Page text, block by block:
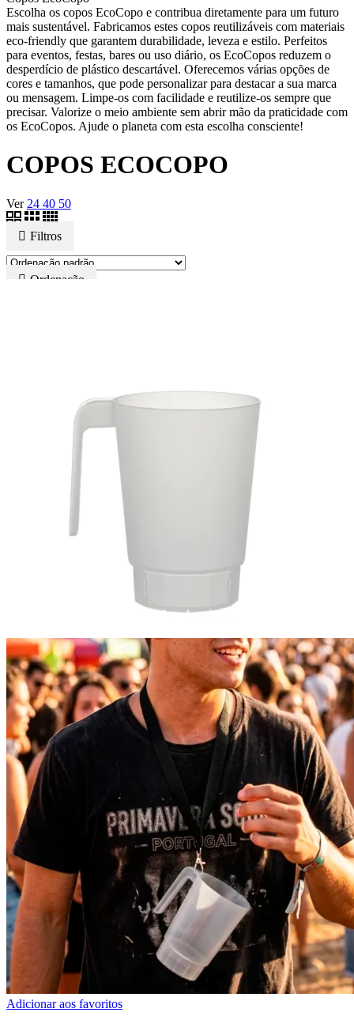
Escolha os copos EcoCopo e contribua diretamente para um futuro
mais sustentável. Fabricamos estes copos reutilizáveis com materiais
eco-friendly que garantem durabilidade, leveza e estilo. Perfeitos
para eventos, festas, bares ou uso diário, os EcoCopos reduzem o
desperdício de plástico descartável. Oferecemos várias opções de
cores e tamanhos, que pode personalizar para destacar a sua marca
ou mensagem. Limpe-os com facilidade e reutilize-os sempre que
precisar. Valorize o meio ambiente sem abrir mão da praticidade com
os EcoCopos. Ajude o planeta com esta escolha consciente!
COPOS ECOCOPO
Ver 24 40 50
Filtros
Ordenação
Adicionar aos favoritos